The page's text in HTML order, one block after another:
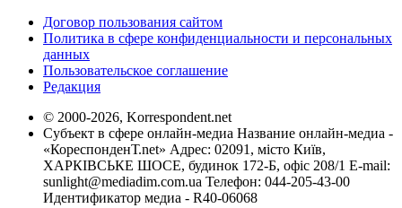
Договор пользования сайтом
Политика в сфере конфиденциальности и персональных
данных
Пользовательское соглашение
Редакция
© 2000-2026, Korrespondent.net
Субъект в сфере онлайн-медиа Название онлайн-медиа -
«КореспонденТ.net» Адрес: 02091, місто Київ,
ХАРКІВСЬКЕ ШОСЕ, будинок 172-Б, офіс 208/1 E-mail:
sunlight@mediadim.com.ua Телефон: 044-205-43-00
Идентификатор медиа - R40-06068